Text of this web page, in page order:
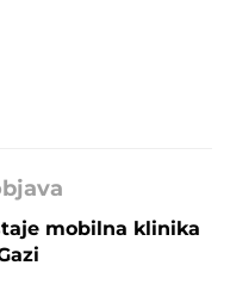
mobilna klinika